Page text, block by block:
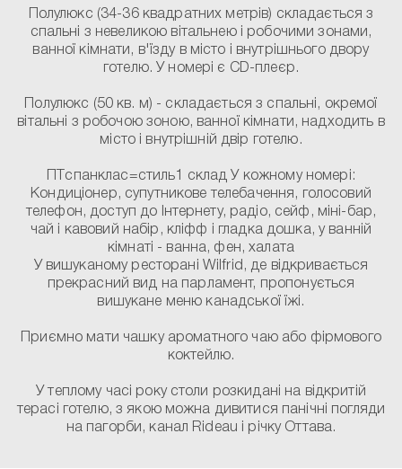
Полулюкс (34-36 квадратних метрів) складається з
спальні з невеликою вітальнею і робочими зонами,
ванної кімнати, в'їзду в місто і внутрішнього двору
готелю. У номері є CD-плеєр.
Полулюкс (50 кв. м) - складається з спальні, окремої
вітальні з робочою зоною, ванної кімнати, надходить в
місто і внутрішній двір готелю.
ПТспанклас=стиль1 склад У кожному номері:
Кондиціонер, супутникове телебачення, голосовий
телефон, доступ до Інтернету, радіо, сейф, міні-бар,
чай і кавовий набір, кліфф і гладка дошка, у ванній
кімнаті - ванна, фен, халата
У вишуканому ресторані Wilfrid, де відкривається
прекрасний вид на парламент, пропонується
вишукане меню канадської їжі.
Приємно мати чашку ароматного чаю або фірмового
коктейлю.
У теплому часі року столи розкидані на відкритій
терасі готелю, з якою можна дивитися панічні погляди
на пагорби, канал Rideau і річку Оттава.